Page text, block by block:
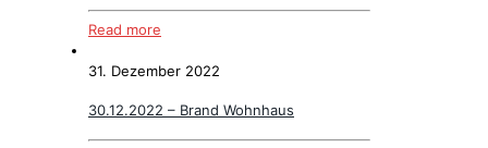
Read more
31. Dezember 2022
30.12.2022 – Brand Wohnhaus